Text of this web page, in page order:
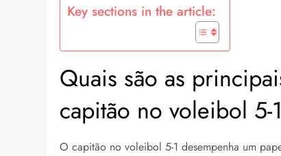
Key sections in the article:
Quais são as
capitão no voleibol 5-
O capitão no voleibol 5-1 desempenha um